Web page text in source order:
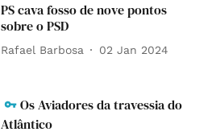
PS cava fosso de nove pontos
sobre o PSD
Rafael Barbosa 02 Jan 2024
Os Aviadores da travessia do
Atlântico